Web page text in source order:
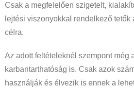
Csak a megfelelően szigetelt,
lejtési viszonyokkal rendelkező tetők
célra.
Az adott feltételeknél szempont még
karbantarthatóság is. Csak azok
használják és élvezik is ennek a